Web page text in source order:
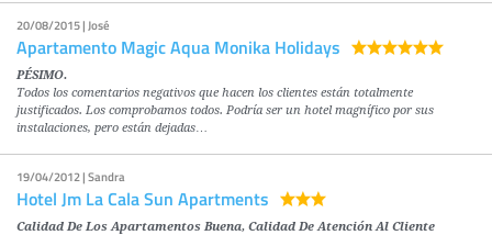
20/08/2015 | José
Apartamento Magic Aqua Monika Holidays
PÉSIMO.
Todos los comentarios negativos que hacen los clientes están totalmente
justificados. Los comprobamos todos. Podría ser un hotel magnífico por sus
instalaciones, pero están dejadas…
19/04/2012 | Sandra
Hotel Jm La Cala Sun Apartments
Calidad De Los Apartamentos Buena, Calidad De Atención Al Cliente